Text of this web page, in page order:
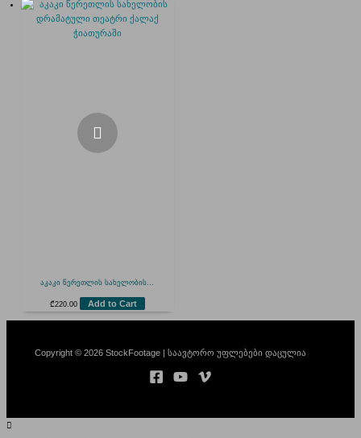
აკაკი წერეთლის სახელობის...
₾220.00 Add to Cart
Copyright © 2026 StockFootage | საავტორო უფლებები დაცულია